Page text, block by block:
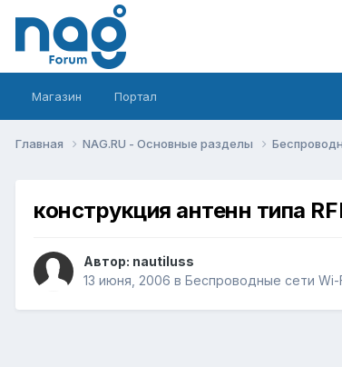
Магазин Портал
Главная NAG.RU - Основные разделы
конструкция антенн типа
Автор: nautiluss
13 июня, 2006 в Беспроводные сети Wi-